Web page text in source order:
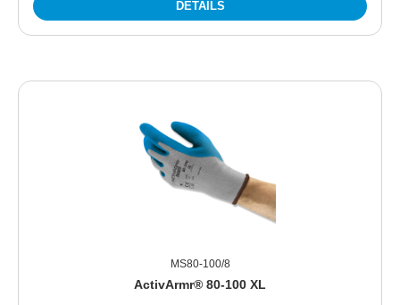
DÉTAILS
MS80-100/8
ActivArmr® 80-100 XL